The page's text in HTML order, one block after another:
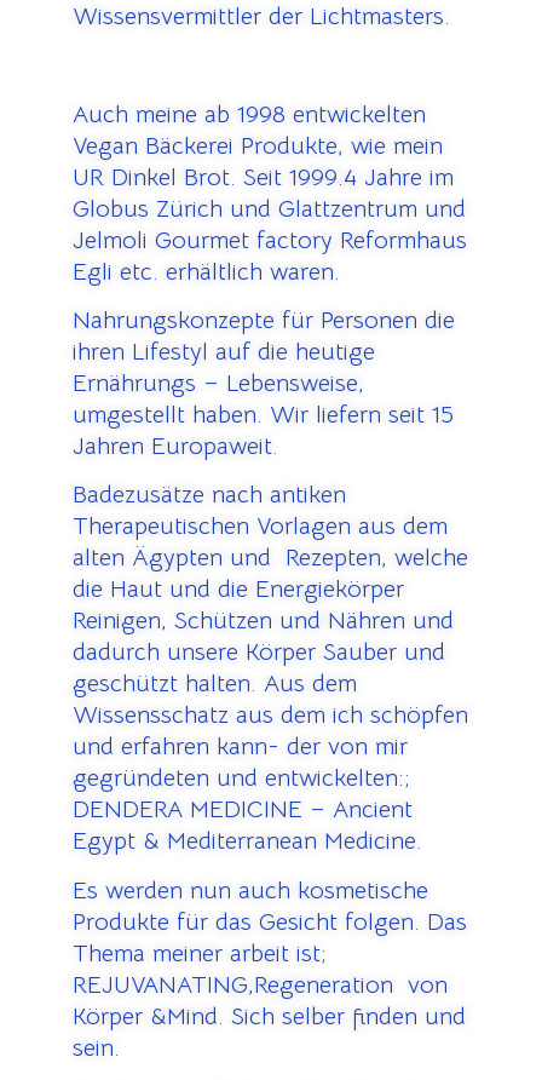
Wissensvermittler der Lichtmasters.
Auch meine ab 1998 entwickelten
Vegan Bäckerei Produkte, wie mein
UR Dinkel Brot. Seit 1999.4 Jahre im
Globus Zürich und Glattzentrum und
Jelmoli Gourmet factory Reformhaus
Egli etc. erhältlich waren.
Nahrungskonzepte für Personen die
ihren Lifestyl auf die heutige
Ernährungs – Lebensweise,
umgestellt haben. Wir liefern seit 15
Jahren Europaweit.
Badezusätze nach antiken
Therapeutischen Vorlagen aus dem
alten Ägypten und Rezepten, welche
die Haut und die Energiekörper
Reinigen, Schützen und Nähren und
dadurch unsere Körper Sauber und
geschützt halten. Aus dem
Wissensschatz aus dem ich schöpfen
und erfahren kann- der von mir
gegründeten und entwickelten:;
DENDERA MEDICINE – Ancient
Egypt & Mediterranean Medicine.
Es werden nun auch kosmetische
Produkte für das Gesicht folgen. Das
Thema meiner arbeit ist;
REJUVANATING,Regeneration von
Körper &Mind. Sich selber finden und
sein.